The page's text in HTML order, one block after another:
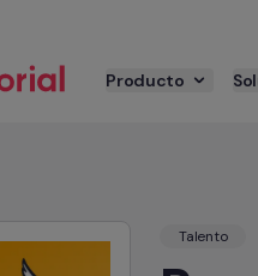
Producto
Talento